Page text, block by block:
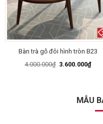
Bàn trà gỗ đôi hình tròn B23
4.000.000₫ Giá
3.600.000₫Giá
hiện
MẪU